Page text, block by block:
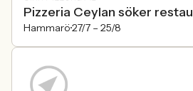
Pizzeria Ceylan söker
Hammarö27/7 – 25/8